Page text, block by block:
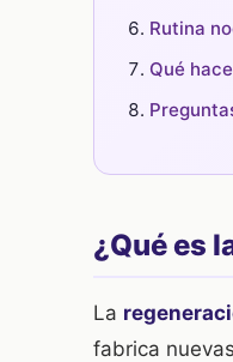
Rutina
Qué
¿Qué es
La
fabrica